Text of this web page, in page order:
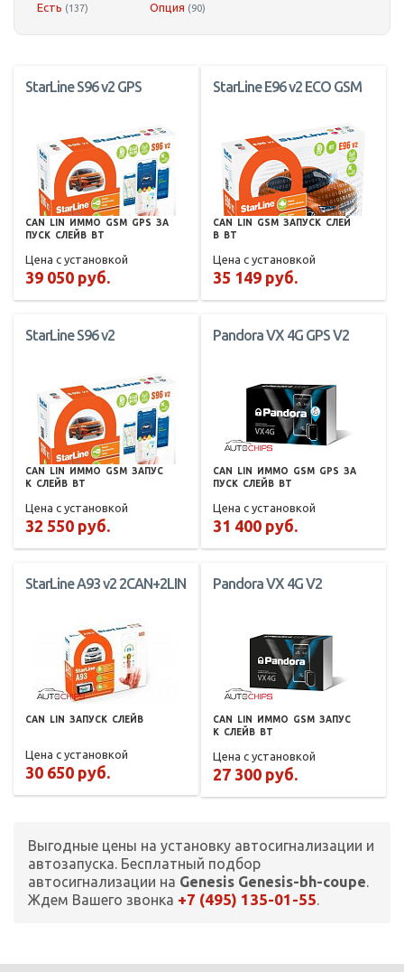
Есть (137) Опция (90)
StarLine S96 v2 GPS
CAN LIN ИММО GSM GPS ЗА
ПУСК СЛЕЙВ BT
Цена с установкой
39 050 руб.
StarLine E96 v2 ECO GSM
CAN LIN GSM ЗАПУСК СЛЕЙ
В
BT
Цена с установкой
35 149 руб.
StarLine S96 v2
CAN LIN ИММО GSM ЗАПУС
К СЛЕЙВ BT
Цена с установкой
32 550 руб.
Pandora VX 4G GPS V2
CAN LIN ИММО GSM GPS ЗА
ПУСК СЛЕЙВ BT
Цена с установкой
31 400 руб.
StarLine A93 v2 2CAN+2LIN
CAN LIN ЗАПУСК СЛЕЙВ
Цена с установкой
30 650 руб.
Pandora VX 4G V2
CAN LIN ИММО GSM ЗАПУС
К СЛЕЙВ BT
Цена с установкой
27 300 руб.
Выгодные цены на установку автосигнализации и
автозапуска. Бесплатный подбор
автосигнализации на Genesis Genesis-bh-coupe.
Ждем Вашего звонка +7 (495) 135-01-55.